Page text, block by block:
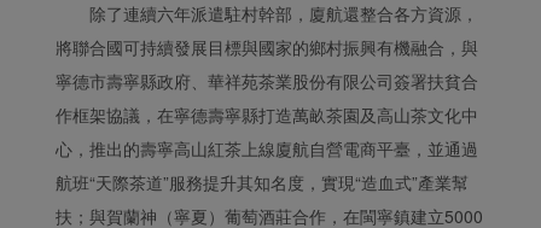
除了連續六年派遣駐村幹部，廈航還整合各方資源，
將聯合國可持續發展目標與國家的鄉村振興有機融合，與
寧德市壽寧縣政府、華祥苑茶業股份有限公司簽署扶貧合
作框架協議，在寧德壽寧縣打造萬畝茶園及高山茶文化中
心，推出的壽寧高山紅茶上線廈航自營電商平臺，並通過
航班“天際茶道”服務提升其知名度，實現“造血式”產業幫
扶；與賀蘭神（寧夏）葡萄酒莊合作，在閩寧鎮建立5000